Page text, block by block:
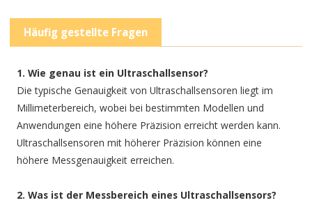
Häufig gestellte Fragen
1. Wie genau ist ein Ultraschallsensor?
Die typische Genauigkeit von Ultraschallsensoren liegt im
Millimeterbereich, wobei bei bestimmten Modellen und
Anwendungen eine höhere Präzision erreicht werden kann.
Ultraschallsensoren mit höherer Präzision können eine
höhere Messgenauigkeit erreichen.
2. Was ist der Messbereich eines Ultraschallsensors?